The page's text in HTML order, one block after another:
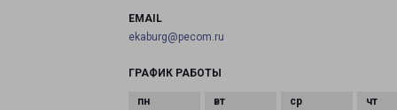
EMAIL
ekaburg@pecom.ru
ГРАФИК РАБОТЫ